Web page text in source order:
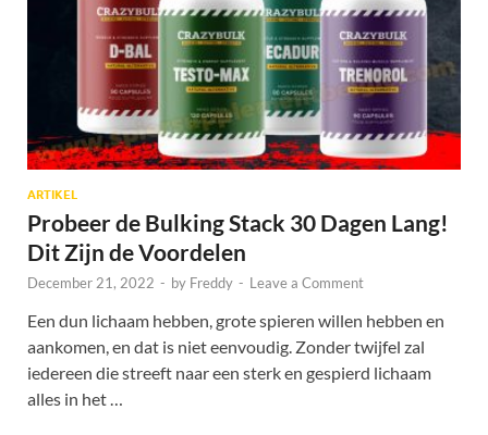
ARTIKEL
Probeer de Bulking Stack 30 Dagen Lang!
Dit Zijn de Voordelen
December 21, 2022 - by Freddy - Leave a Comment
Een dun lichaam hebben, grote spieren willen hebben en
aankomen, en dat is niet eenvoudig. Zonder twijfel zal
iedereen die streeft naar een sterk en gespierd lichaam
alles in het …